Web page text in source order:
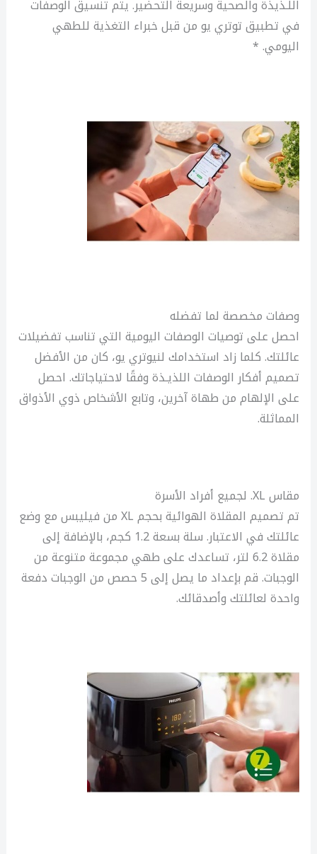
اللـذيذة والصحية وسريعة التحضير. يتم تنسيق الوصفات
في تطبيق توتري يو من قبل خبراء التغذية للطهي
اليومي. *
وصفات مخصصة لما تفضله
احصل على توصيات الوصفات اليومية التي تناسب تفضيلات
عائلتك. كلما زاد استخدامك لنيوتري يو، كان من الأفضل
تصميم أفكار الوصفات اللذيـذة وفقًا لاحتياجاتك. احصل
على الإلهام من طهاة آخرين، وتابع الأشخاص ذوي الأذواق
المماثلة.
مقاس XL. لجميع أفراد الأسرة
تم تصميم المقلاة الهوائية بحجم XL من فيليبس مع وضع
عائلتك في الاعتبار. سلة بسعة 1.2 كجم، بالإضافة إلى
مقلاة 6.2 لتر، تساعدك على طهي مجموعة متنوعة من
الوجبات. قم بإعداد ما يصل إلى 5 حصص من الوجبات دفعة
واحدة لعائلتك وأصدقائك.